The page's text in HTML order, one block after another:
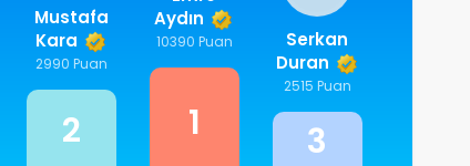
Aydın
10390 Puan
1
Mustafa
Kara
2990 Puan
2
Serkan
Duran
2515 Puan
3